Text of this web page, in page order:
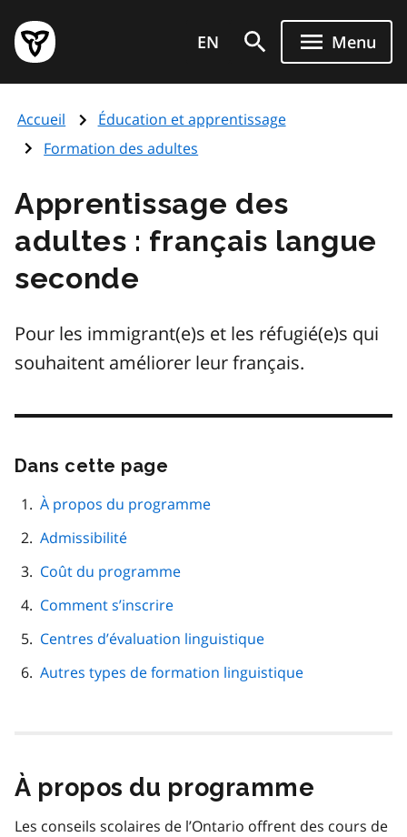
au
contenu
principal
Page
d'accueil
de
l'Ontario
EN Menu
Accueil
Éducation et apprentissage
Formation des adultes
Apprentissage des
adultes : français langue
seconde
Pour les immigrant(e)s et les réfugié(e)s qui
souhaitent améliorer leur français.
Dans cette page
navigation
À propos du programme
Admissibilité
Coût du programme
Comment s’inscrire
Centres d’évaluation linguistique
Autres types de formation linguistique
À propos du programme
Les conseils scolaires de l’Ontario offrent des cours de